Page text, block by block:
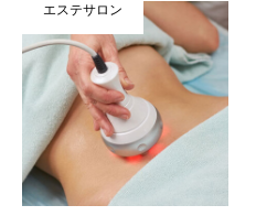
エステサロン